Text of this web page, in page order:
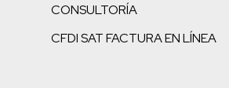
CONSULTORÍA
CFDI SAT FACTURA EN LÍNEA